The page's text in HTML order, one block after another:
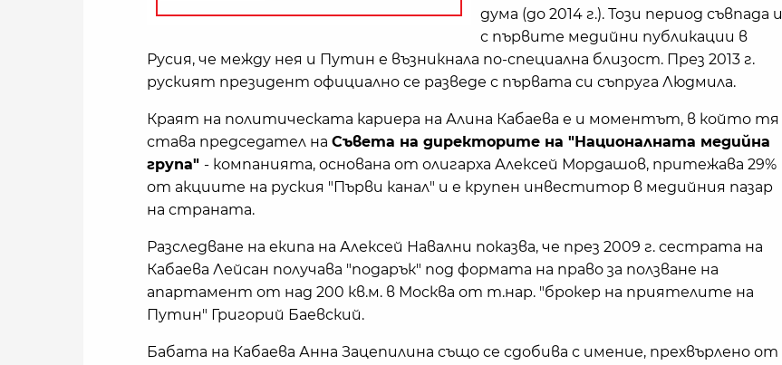
дума (до 2014 г.). Този период съвпада и
с първите медийни публикации в
Русия, че между нея и Путин е възникнала по-специална близост. През 2013 г.
руският президент официално се разведе с първата си съпруга Людмила.
Краят на политическата кариера на Алина Кабаева е и моментът, в който тя
става председател на Съвета на директорите на "Националната медийна
група" - компанията, основана от олигарха Алексей Мордашов, притежава 29%
от акциите на руския "Първи канал" и е крупен инвеститор в медийния пазар
на страната.
Разследване на екипа на Алексей Навални показва, че през 2009 г. сестрата на
Кабаева Лейсан получава "подарък" под формата на право за ползване на
апартамент от над 200 кв.м. в Москва от т.нар. "брокер на приятелите на
Путин" Григорий Баевский.
Бабата на Кабаева Анна Зацепилина също се сдобива с имение, прехвърлено от